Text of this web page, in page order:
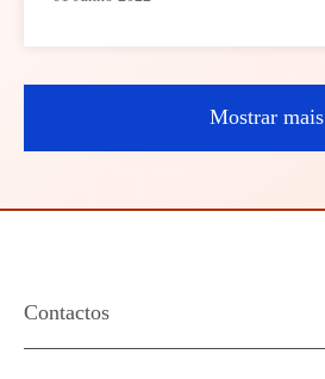
Mostrar mais
Contactos